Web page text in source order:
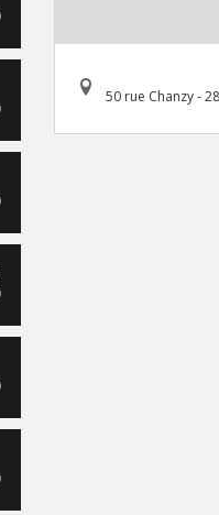
50 rue Chanzy -